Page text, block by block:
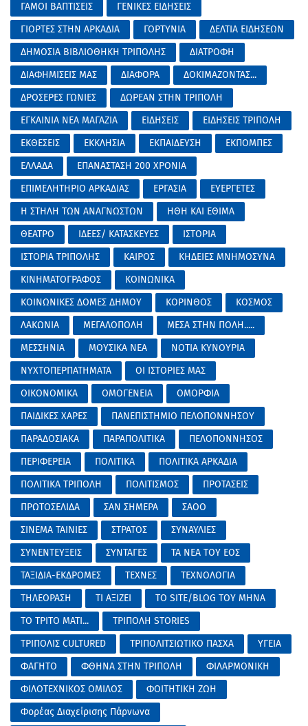
ΓΑΜΟΙ ΒΑΠΤΙΣΕΙΣ
ΓΕΝΙΚΕΣ ΕΙΔΗΣΕΙΣ
ΓΙΟΡΤΕΣ ΣΤΗΝ ΑΡΚΑΔΙΑ
ΓΟΡΤΥΝΙΑ
ΔΕΛΤΙΑ ΕΙΔΗΣΕΩΝ
ΔΗΜΟΣΙΑ ΒΙΒΛΙΟΘΗΚΗ ΤΡΙΠΟΛΗΣ
ΔΙΑΤΡΟΦΗ
ΔΙΑΦΗΜΙΣΕΙΣ ΜΑΣ
ΔΙΑΦΟΡΑ
ΔΟΚΙΜΑΖΟΝΤΑΣ...
ΔΡΟΣΕΡΕΣ ΓΩΝΙΕΣ
ΔΩΡΕΑΝ ΣΤΗΝ ΤΡΙΠΟΛΗ
ΕΓΚΑΙΝΙΑ ΝΕΑ ΜΑΓΑΖΙΑ
ΕΙΔΗΣΕΙΣ
ΕΙΔΗΣΕΙΣ ΤΡΙΠΟΛΗ
ΕΚΘΕΣΕΙΣ
ΕΚΚΛΗΣΙΑ ΕΚΠΑΙΔΕΥΣΗ
ΕΚΠΟΜΠΕΣ
ΕΛΛΑΔΑ
ΕΠΑΝΑΣΤΑΣΗ 200 ΧΡΟΝΙΑ
ΕΠΙΜΕΛΗΤΗΡΙΟ ΑΡΚΑΔΙΑΣ
ΕΡΓΑΣΙΑ
ΕΥΕΡΓΕΤΕΣ
Η ΣΤΗΛΗ ΤΩΝ ΑΝΑΓΝΩΣΤΩΝ
ΗΘΗ ΚΑΙ ΕΘΙΜΑ
ΘΕΑΤΡΟ
ΙΔΕΕΣ/ ΚΑΤΑΣΚΕΥΕΣ
ΙΣΤΟΡΙΑ
ΙΣΤΟΡΙΑ ΤΡΙΠΟΛΗΣ
ΚΑΙΡΟΣ
ΚΗΔΕΙΕΣ ΜΝΗΜΟΣΥΝΑ
ΚΙΝΗΜΑΤΟΓΡΑΦΟΣ
ΚΟΙΝΩΝΙΚΑ
ΚΟΙΝΩΝΙΚΕΣ ΔΟΜΕΣ ΔΗΜΟΥ
ΚΟΡΙΝΘΟΣ
ΚΟΣΜΟΣ
ΛΑΚΩΝΙΑ
ΜΕΓΑΛΟΠΟΛΗ
ΜΕΣΑ ΣΤΗΝ ΠΟΛΗ.....
ΜΕΣΣΗΝΙΑ
ΜΟΥΣΙΚΑ ΝΕΑ
ΝΟΤΙΑ ΚΥΝΟΥΡΙΑ
ΝΥΧΤΟΠΕΡΠΑΤΗΜΑΤΑ
ΟΙ ΙΣΤΟΡΙΕΣ ΜΑΣ
ΟΙΚΟΝΟΜΙΚΑ
ΟΜΟΓΕΝΕΙΑ
ΟΜΟΡΦΙΑ
ΠΑΙΔΙΚΕΣ ΧΑΡΕΣ
ΠΑΝΕΠΙΣΤΗΜΙΟ ΠΕΛΟΠΟΝΝΗΣΟΥ
ΠΑΡΑΔΟΣΙΑΚΑ
ΠΑΡΑΠΟΛΙΤΙΚΑ
ΠΕΛΟΠΟΝΝΗΣΟΣ
ΠΕΡΙΦΕΡΕΙΑ
ΠΟΛΙΤΙΚΑ
ΠΟΛΙΤΙΚΑ ΑΡΚΑΔΙΑ
ΠΟΛΙΤΙΚΑ ΤΡΙΠΟΛΗ
ΠΟΛΙΤΙΣΜΟΣ
ΠΡΟΤΑΣΕΙΣ
ΠΡΩΤΟΣΕΛΙΔΑ
ΣΑΝ ΣΗΜΕΡΑ
ΣΑΟΟ
ΣΙΝΕΜΑ ΤΑΙΝΙΕΣ
ΣΤΡΑΤΟΣ
ΣΥΝΑΥΛΙΕΣ
ΣΥΝΕΝΤΕΥΞΕΙΣ
ΣΥΝΤΑΓΕΣ
ΤΑ ΝΕΑ ΤΟΥ ΕΟΣ
ΤΑΞΙΔΙΑ-ΕΚΔΡΟΜΕΣ
ΤΕΧΝΕΣ
ΤΕΧΝΟΛΟΓΙΑ
ΤΗΛΕΟΡΑΣΗ
ΤΙ ΑΞΙΖΕΙ
ΤΟ SITE/BLOG ΤΟΥ ΜΗΝΑ
ΤΟ ΤΡΙΤΟ ΜΑΤΙ...
ΤΡΙΠΟΛΗ STORIES
ΤΡΙΠΟΛΙΣ CULTURED
ΤΡΙΠΟΛΙΤΣΙΩΤΙΚΟ ΠΑΣΧΑ
ΥΓΕΙΑ
ΦΑΓΗΤΟ
ΦΘΗΝΑ ΣΤΗΝ ΤΡΙΠΟΛΗ
ΦΙΛΑΡΜΟΝΙΚΗ
ΦΙΛΟΤΕΧΝΙΚΟΣ ΟΜΙΛΟΣ
ΦΟΙΤΗΤΙΚΗ ΖΩΗ
Φορέας Διαχείρισης Πάρνωνα